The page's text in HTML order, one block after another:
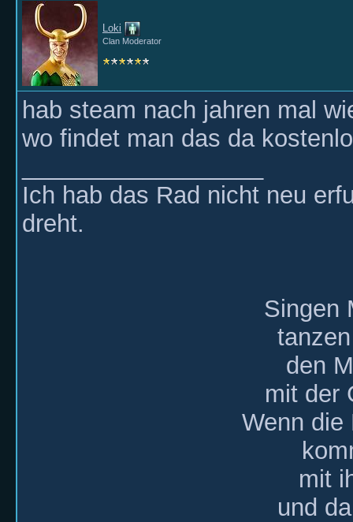
Loki
Clan Moderator
hab steam nach jahren mal
wo findet man das da
Ich hab das Rad nicht neu
dreht.
Singen
den
mit der
Wenn die
mit
und